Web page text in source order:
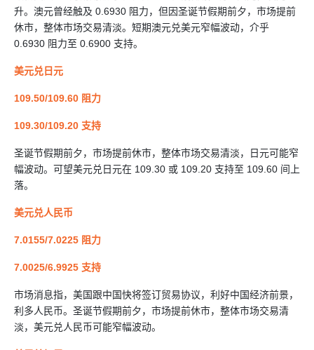
升。澳元曾经触及 0.6930 阻力，但因圣诞节假期前夕，市场提前
休市，整体市场交易清淡。短期澳元兑美元窄幅波动，介乎
0.6930 阻力至 0.6900 支持。
美元兑日元
109.50/109.60 阻力
109.30/109.20 支持
圣诞节假期前夕，市场提前休市，整体市场交易清淡，日元可能窄
幅波动。可望美元兑日元在 109.30 或 109.20 支持至 109.60 间上
落。
美元兑人民币
7.0155/7.0225 阻力
7.0025/6.9925 支持
市场消息指，美国跟中国快将签订贸易协议，利好中国经济前景，
利多人民币。圣诞节假期前夕，市场提前休市，整体市场交易清
淡，美元兑人民币可能窄幅波动。